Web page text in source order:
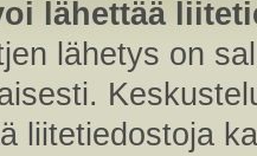
lähettää
lähetys on
liitetiedostoja